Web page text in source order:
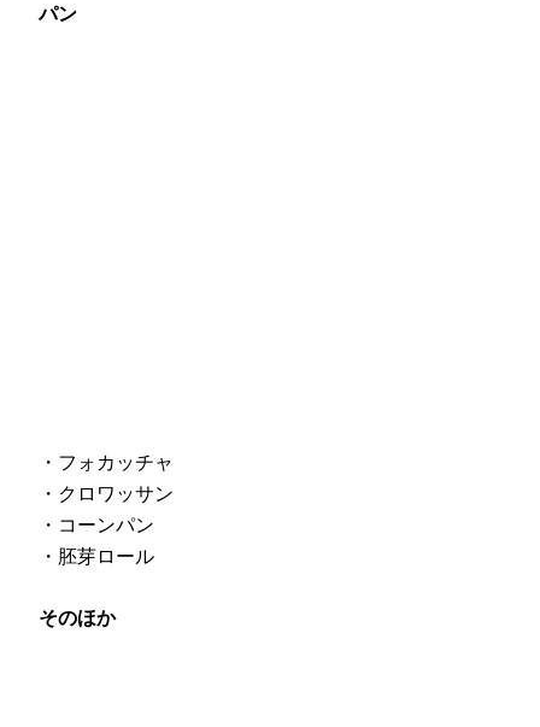
パン
・フォカッチャ
・クロワッサン
・コーンパン
・胚芽ロール
そのほか